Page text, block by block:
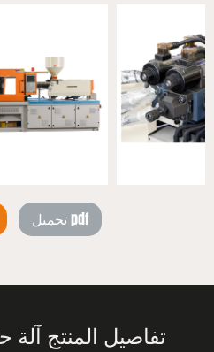
تحميل pdf
تفاصيل المنتج